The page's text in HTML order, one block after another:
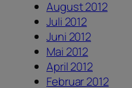
August 2012
Juli 2012
Juni 2012
Mai 2012
April 2012
Februar 2012